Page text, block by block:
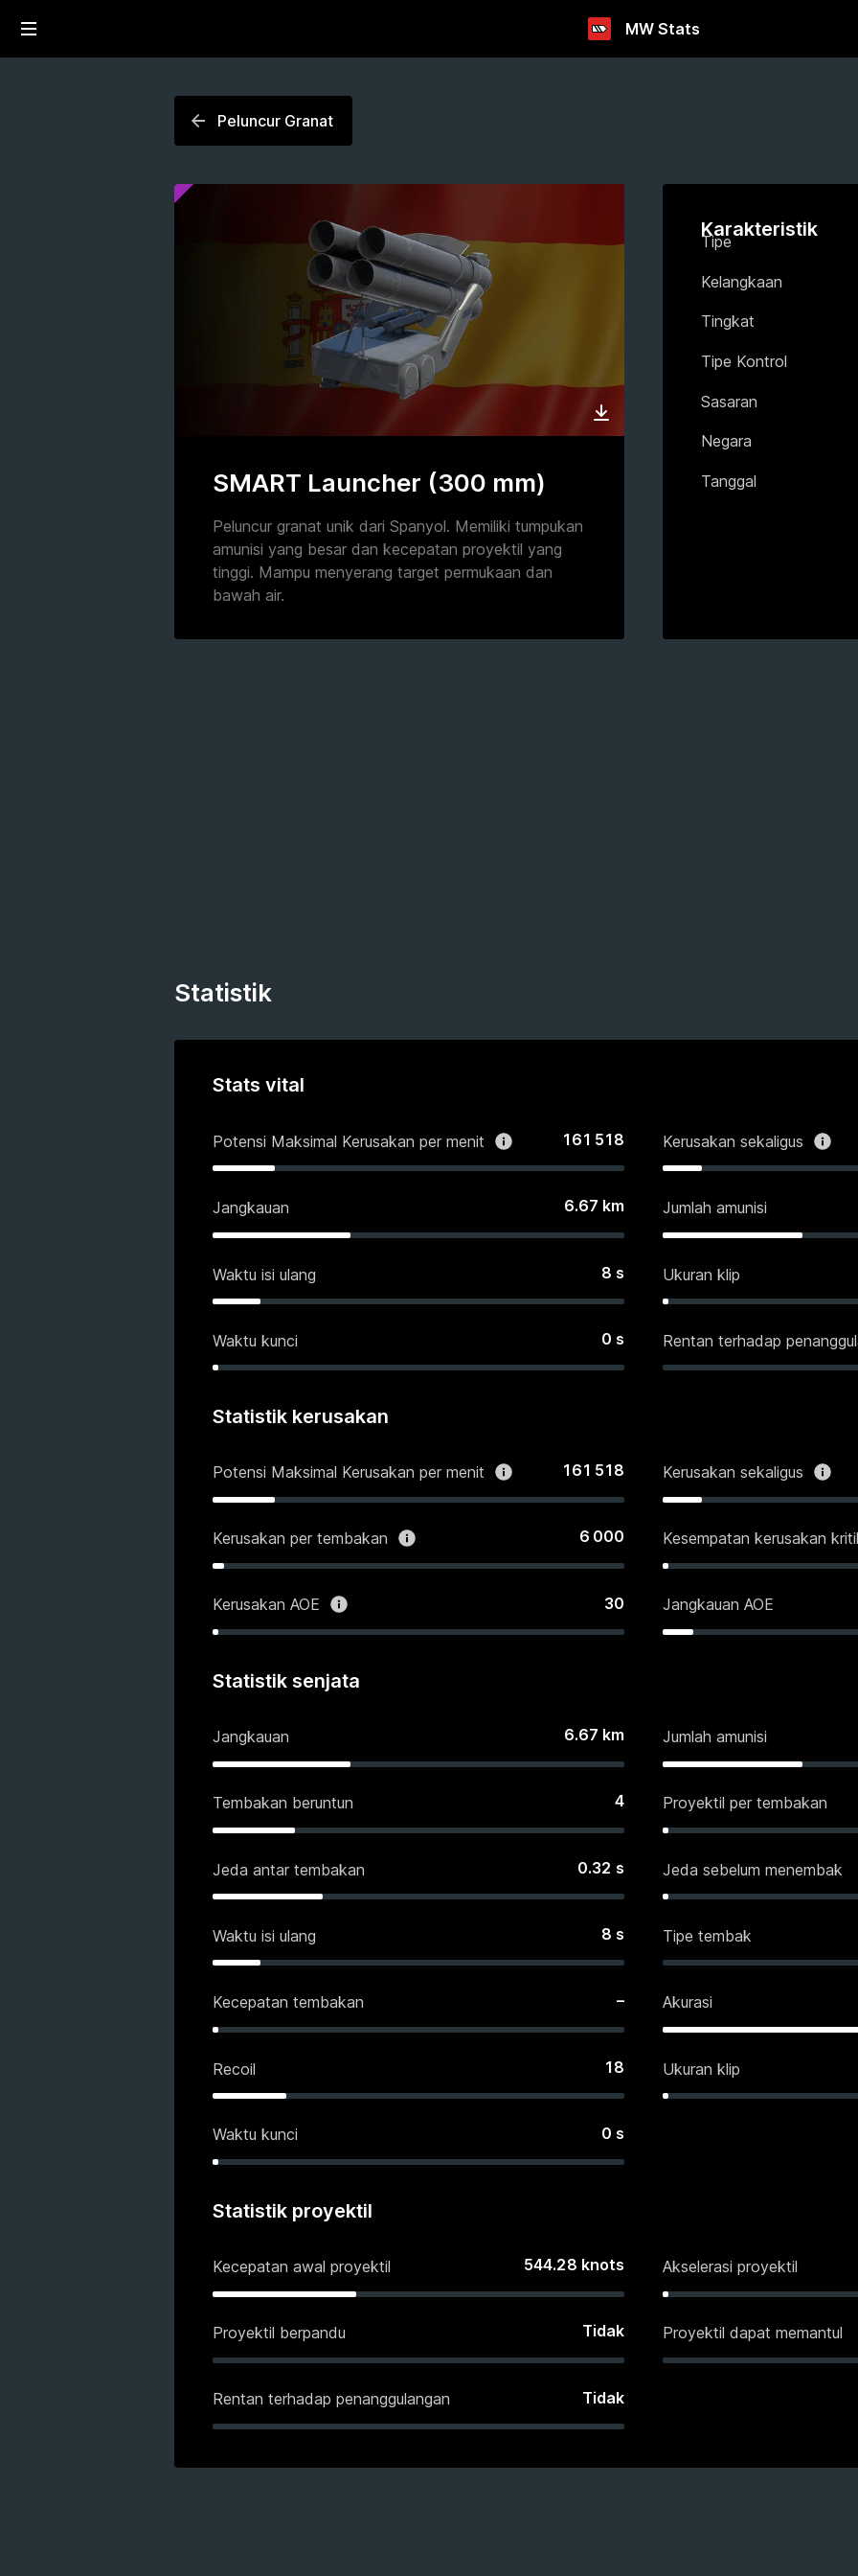
MW Stats
Peluncur Granat
SMART Launcher (300 mm)
Peluncur granat unik dari Spanyol. Memiliki tumpukan
amunisi yang besar dan kecepatan proyektil yang
tinggi. Mampu menyerang target permukaan dan
bawah air.
Karakteristik
Tipe
Kelangkaan
Tingkat
Tipe Kontrol
Sasaran
Negara
Tanggal
Statistik
Stats vital
Potensi Maksimal Kerusakan per menit 161 518 Kerusakan sekaligus
Jangkauan 6.67 km Jumlah amunisi
Waktu isi ulang 8 s Ukuran klip
Waktu kunci 0 s Rentan terhadap
Statistik kerusakan
Potensi Maksimal Kerusakan per menit 161 518 Kerusakan sekaligus
Kerusakan per tembakan 6 000 Kesempatan kerusakan
Kerusakan AOE 30 Jangkauan AOE
Statistik senjata
Jangkauan 6.67 km Jumlah amunisi
Tembakan beruntun 4 Proyektil per tembakan
Jeda antar tembakan 0.32 s Jeda sebelum menembak
Waktu isi ulang 8 s Tipe tembak
Kecepatan tembakan – Akurasi
Recoil 18 Ukuran klip
Waktu kunci 0 s
Statistik proyektil
Kecepatan awal proyektil 544.28 knots Akselerasi proyektil
Proyektil berpandu Tidak Proyektil dapat memantul
Rentan terhadap penanggulangan Tidak